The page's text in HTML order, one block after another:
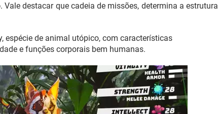
Vale destacar que cadeia de missões, determina a estrutura
espécie de animal utópico, com características
e funções corporais bem humanas.